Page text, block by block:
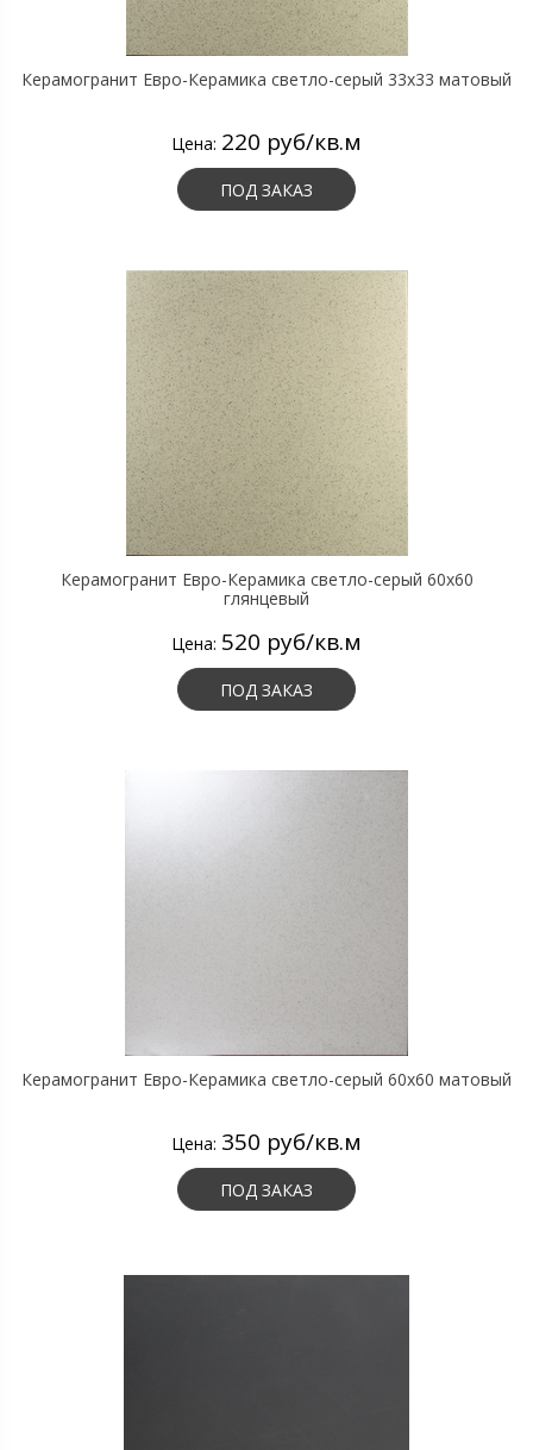
Керамогранит Евро-Керамика светло-серый 33х33 матовый
Цена: 220 руб/кв.м
ПОД ЗАКАЗ
Керамогранит Евро-Керамика светло-серый 60х60
глянцевый
Цена: 520 руб/кв.м
ПОД ЗАКАЗ
Керамогранит Евро-Керамика светло-серый 60х60 матовый
Цена: 350 руб/кв.м
ПОД ЗАКАЗ